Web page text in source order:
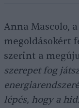
Anna Mascolo,
megoldásokért
szerint a
szerepet fog
lépés, hogy a